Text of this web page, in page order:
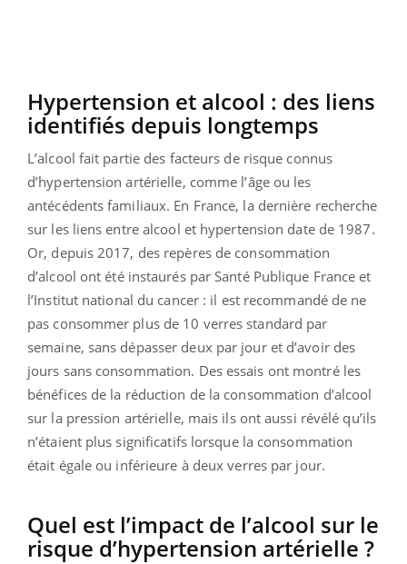
Hypertension et alcool : des liens
identifiés depuis longtemps
L’alcool fait partie des facteurs de risque connus
d’hypertension artérielle, comme l’âge ou les
antécédents familiaux. En France, la dernière recherche
sur les liens entre alcool et hypertension date de 1987.
Or, depuis 2017, des repères de consommation
d’alcool ont été instaurés par Santé Publique France et
l’Institut national du cancer : il est recommandé de ne
pas consommer plus de 10 verres standard par
semaine, sans dépasser deux par jour et d’avoir des
jours sans consommation. Des essais ont montré les
bénéfices de la réduction de la consommation d’alcool
sur la pression artérielle, mais ils ont aussi révélé qu’ils
n’étaient plus significatifs lorsque la consommation
était égale ou inférieure à deux verres par jour.
Quel est l’impact de l’alcool sur le
risque d’hypertension artérielle ?